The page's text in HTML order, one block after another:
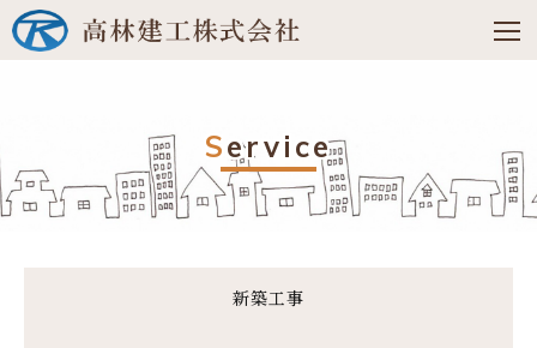
Service
新築工事